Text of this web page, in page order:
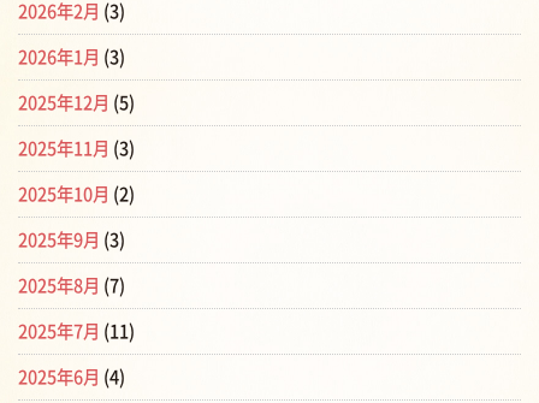
2026年2月 (3)
2026年1月 (3)
2025年12月 (5)
2025年11月 (3)
2025年10月 (2)
2025年9月 (3)
2025年8月 (7)
2025年7月 (11)
2025年6月 (4)